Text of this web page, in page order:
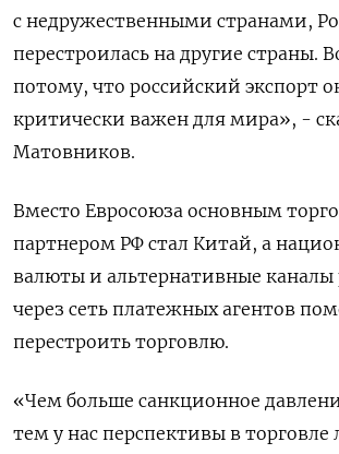
с недружественными странами,
перестроилась на другие страны.
потому, что российский экспорт
критически важен для мира», -
Матовников.
Вместо Евросоюза основным
партнером РФ стал Китай, а
валюты и альтернативные каналы
через сеть платежных агентов
перестроить торговлю.
«Чем больше санкционное
тем ​у нас перспективы в